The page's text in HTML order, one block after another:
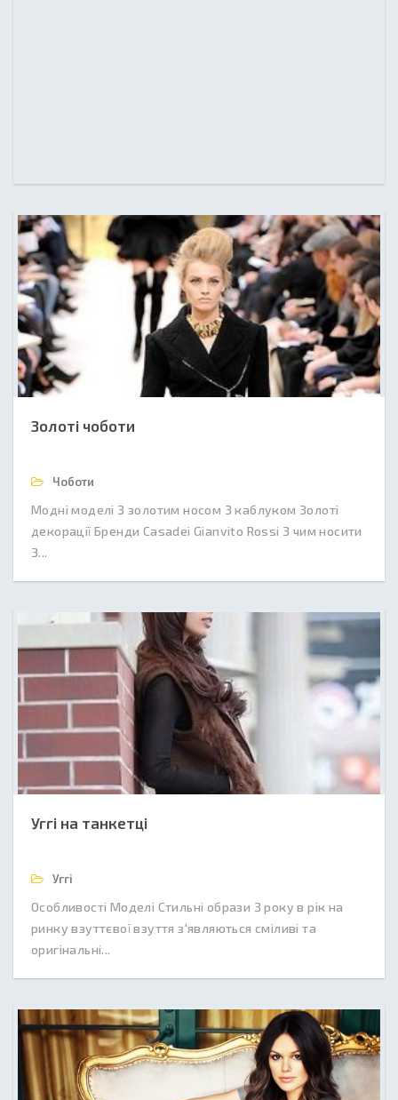
Золоті чоботи
Чоботи
Модні моделі З золотим носом З каблуком Золоті
декорації Бренди Сasadei Gianvito Rossi З чим носити
З...
Уггі на танкетці
Уггі
Особливості Моделі Стильні образи З року в рік на
ринку взуттєвої взуття з'являються сміливі та
оригінальні...